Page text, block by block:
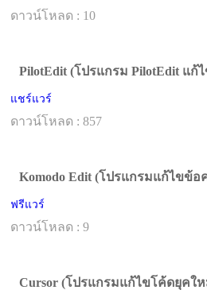
ดาวน์โหลด : 10
PilotEdit (โปรแกรม PilotEdit แก้
แชร์แวร์
ดาวน์โหลด : 857
Komodo Edit (โปรแกรมแก้ไขข้อ
ฟรีแวร์
ดาวน์โหลด : 9
Cursor (โปรแกรมแก้ไขโค้ดยุคใ